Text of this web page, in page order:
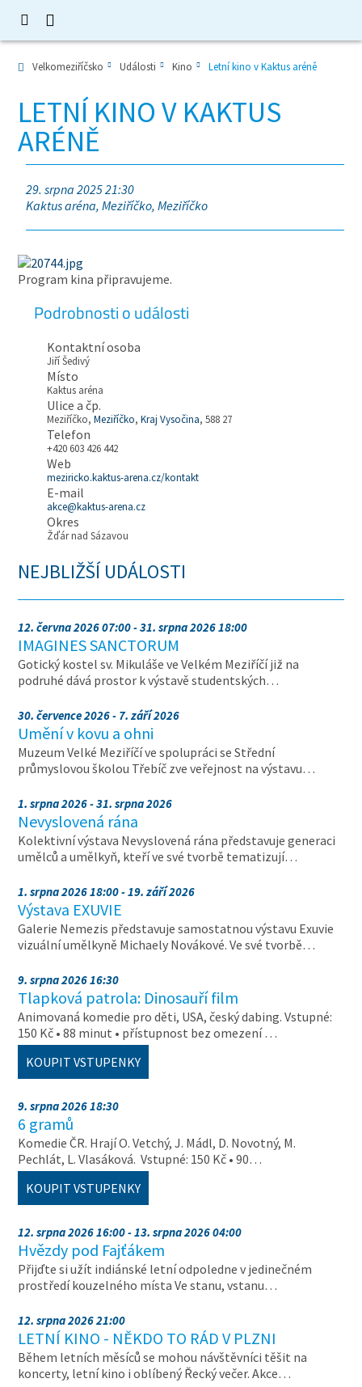
Velkomeziříčsko Události Kino Letní kino v Kaktus aréně
LETNÍ KINO V KAKTUS
ARÉNĚ
29. srpna 2025 21:30
Kaktus aréna, Meziříčko, Meziříčko
Program kina připravujeme.
Podrobnosti o události
Kontaktní osoba
Jiří Šedivý
Místo
Kaktus aréna
Ulice a čp.
Meziříčko,Meziříčko,Kraj Vysočina, 588 27
Telefon
+420 603 426 442
Web
meziricko.kaktus-arena.cz/kontakt
E-mail
akce@kaktus-arena.cz
Okres
Žďár nad Sázavou
NEJBLIŽŠÍ UDÁLOSTI
12. června 2026 07:00 - 31. srpna 2026 18:00
IMAGINES SANCTORUM
Gotický kostel sv. Mikuláše ve Velkém Meziříčí již na
podruhé dává prostor k výstavě studentských…
30. července 2026 - 7. září 2026
Umění v kovu a ohni
Muzeum Velké Meziříčí ve spolupráci se Střední
průmyslovou školou Třebíč zve veřejnost na výstavu…
1. srpna 2026 - 31. srpna 2026
Nevyslovená rána
Kolektivní výstava Nevyslovená rána představuje generaci
umělců a umělkyň, kteří ve své tvorbě tematizují…
1. srpna 2026 18:00 - 19. září 2026
Výstava EXUVIE
Galerie Nemezis představuje samostatnou výstavu Exuvie
vizuální umělkyně Michaely Novákové. Ve své tvorbě…
9. srpna 2026 16:30
Tlapková patrola: Dinosauří film
Animovaná komedie pro děti, USA, český dabing. Vstupné:
150 Kč • 88 minut • přístupnost bez omezení …
KOUPIT VSTUPENKY
9. srpna 2026 18:30
6 gramů
Komedie ČR. Hrají O. Vetchý, J. Mádl, D. Novotný, M.
Pechlát, L. Vlasáková. Vstupné: 150 Kč • 90…
KOUPIT VSTUPENKY
12. srpna 2026 16:00 - 13. srpna 2026 04:00
Hvězdy pod Fajťákem
Přijďte si užít indiánské letní odpoledne v jedinečném
prostředí kouzelného místa Ve stanu, vstanu…
12. srpna 2026 21:00
LETNÍ KINO - NĚKDO TO RÁD V PLZNI
Během letních měsíců se mohou návštěvníci těšit na
koncerty, letní kino i oblíbený Řecký večer. Akce…